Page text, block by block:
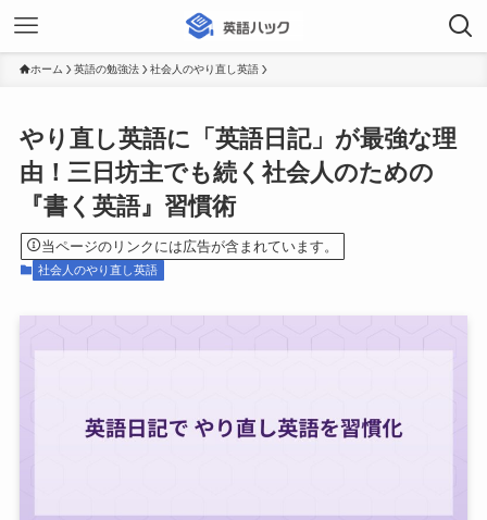
ホーム 英語の勉強法 社会人のやり直し英語
やり直し英語に「英語日記」が最強な理
由！三日坊主でも続く社会人のための
『書く英語』習慣術
当ページのリンクには広告が含まれています。
社会人のやり直し英語